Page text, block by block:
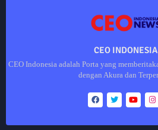
CEO INDONESIA
CEO Indonesia adalah Porta yang
dengan Akura dan